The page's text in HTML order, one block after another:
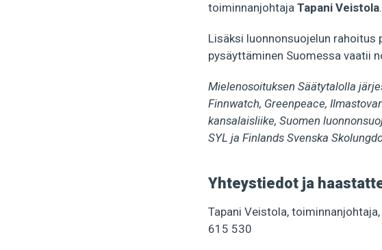
toiminnanjohtaja Tapani Veistola.
Lisäksi luonnonsuojelun rahoitus
pysäyttäminen Suomessa vaatii
Mielenosoituksen Säätytalolla
Finnwatch, Greenpeace,
kansalaisliike, Suomen
SYL ja Finlands Svenska
Yhteystiedot ja
Tapani Veistola,
615 530